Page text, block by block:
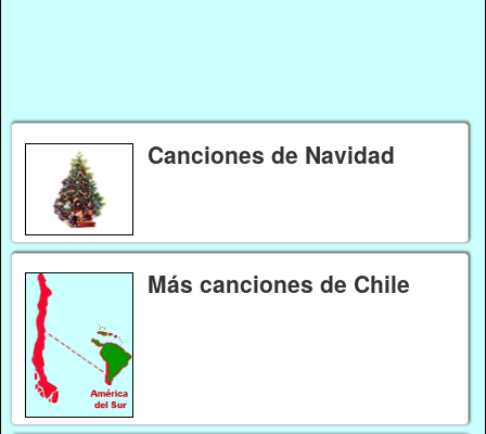
Canciones de Navidad
Más canciones de Chile